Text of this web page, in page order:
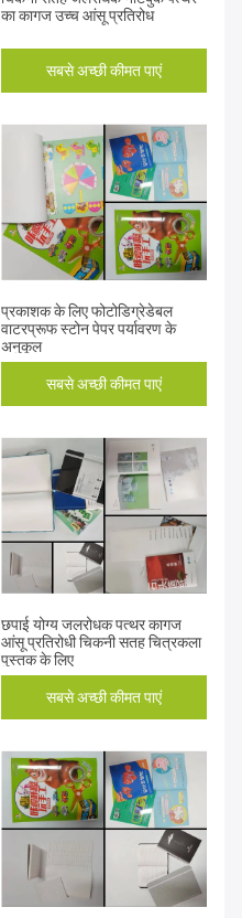
का कागज उच्च आंसू प्रतिरोध
सबसे अच्छी कीमत पाएं
प्रकाशक के लिए फोटोडिग्रेडेबल
वाटरप्रूफ स्टोन पेपर पर्यावरण के
अनुकूल
सबसे अच्छी कीमत पाएं
छपाई योग्य जलरोधक पत्थर कागज
आंसू प्रतिरोधी चिकनी सतह चित्रकला
पुस्तक के लिए
सबसे अच्छी कीमत पाएं